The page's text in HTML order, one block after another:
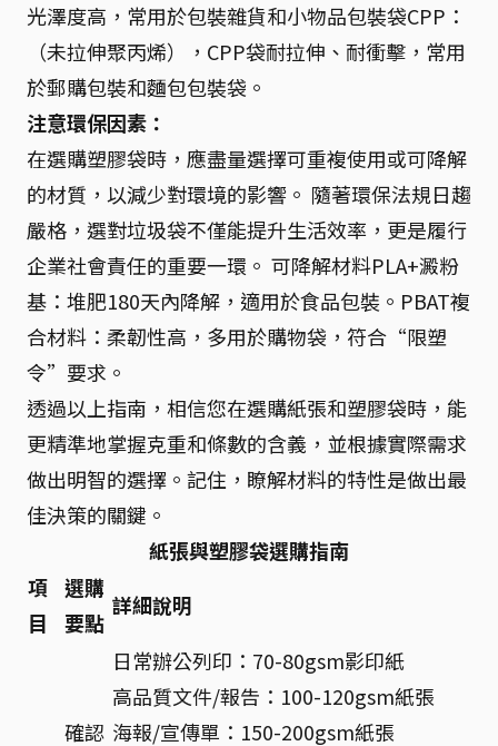
光澤度高，常用於包裝雜貨和小物品包裝袋CPP：
（未拉伸聚丙烯），CPP袋耐拉伸、耐衝擊，常用
於郵購包裝和麵包包裝袋。
注意環保因素：
在選購塑膠袋時，應盡量選擇可重複使用或可降解
的材質，以減少對環境的影響。 隨著環保法規日趨
嚴格，選對垃圾袋不僅能提升生活效率，更是履行
企業社會責任的重要一環。 可降解材料PLA+澱粉
基：堆肥180天內降解，適用於食品包裝。PBAT複
合材料：柔韌性高，多用於購物袋，符合“限塑
令”要求。
透過以上指南，相信您在選購紙張和塑膠袋時，能
更精準地掌握克重和條數的含義，並根據實際需求
做出明智的選擇。記住，瞭解材料的特性是做出最
佳決策的關鍵。
紙張與塑膠袋選購指南
項
目
選購
要點
詳細說明
確認
日常辦公列印：70-80gsm影印紙
高品質文件/報告：100-120gsm紙張
海報/宣傳單：150-200gsm紙張